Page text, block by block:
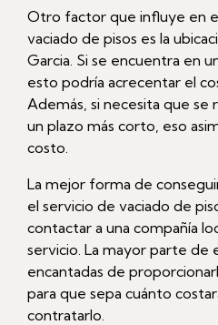
Otro factor que influye en
vaciado de pisos es la
Garcia. Si se encuentra en
esto podría acrecentar el
Además, si necesita que se
un plazo más corto, eso
costo.
La mejor forma de
el servicio de vaciado de
contactar a una compañía
servicio. La mayor parte de
encantadas de
para que sepa cuánto
contratarlo.